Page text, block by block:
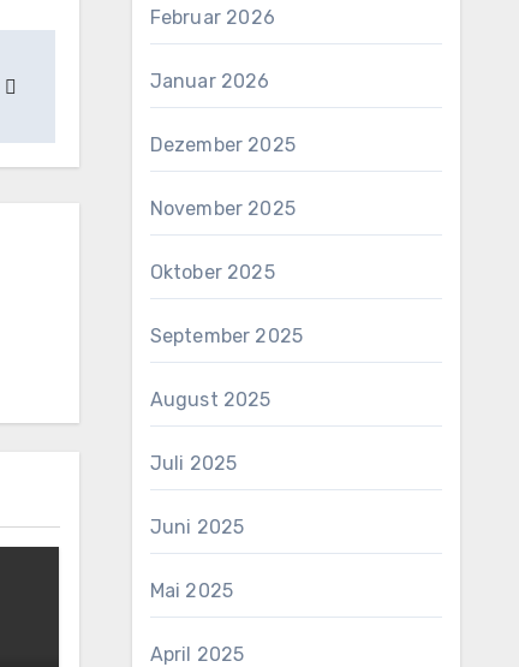
Februar 2026
Januar 2026
Dezember 2025
November 2025
Oktober 2025
September 2025
August 2025
Juli 2025
Juni 2025
Mai 2025
April 2025